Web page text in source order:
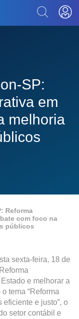
SP:
em
melhoria
Reforma
com foco na
públicos
sexta-feira, 18 de
e melhorar a
tema “Reforma
e justo”, o
setor contábil e